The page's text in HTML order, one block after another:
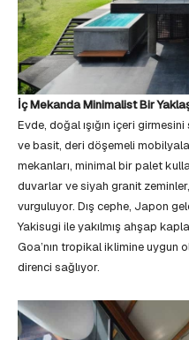
İç Mekanda Minimalist Bir
Evde, doğal ışığın içeri
ve basit, deri döşemeli
mekanları, minimal bir palet
duvarlar ve siyah granit
vurguluyor. Dış cephe, Japon
Yakisugi ile yakılmış ahşap
Goa’nın tropikal iklimine uygun
direnci sağlıyor.